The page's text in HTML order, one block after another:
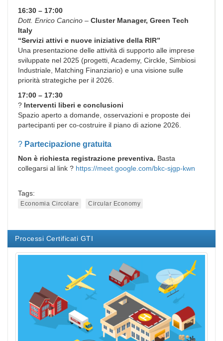
16:30 – 17:00
Dott. Enrico Cancino – Cluster Manager, Green Tech
Italy
“Servizi attivi e nuove iniziative della RIR”
Una presentazione delle attività di supporto alle imprese
sviluppate nel 2025 (progetti, Academy, Circkle, Simbiosi
Industriale, Matching Finanziario) e una visione sulle
priorità strategiche per il 2026.
17:00 – 17:30
? Interventi liberi e conclusioni
Spazio aperto a domande, osservazioni e proposte dei
partecipanti per co-costruire il piano di azione 2026.
? Partecipazione gratuita
Non è richiesta registrazione preventiva. Basta
collegarsi al link ? https://meet.google.com/bkc-sjgp-kwn
Tags:
Economia Circolare Circular Economy
Processi Certificati GTI